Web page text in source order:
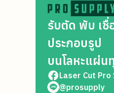
รับตัด พับ เชื่
ประกอบรูป
บนโลหะแผ่น
Laser Cut Pro
@prosupply